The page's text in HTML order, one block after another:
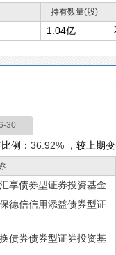
持有数量(股)
1.04亿
30
例： 36.92% ，较上期变
享债券型证券投资基金
德信信用添益债券型证
债券债券型证券投资基